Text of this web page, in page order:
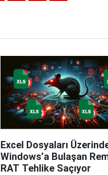
Excel Dosyaları
Windows’a Bulaşan
RAT Tehlike Saçıyor